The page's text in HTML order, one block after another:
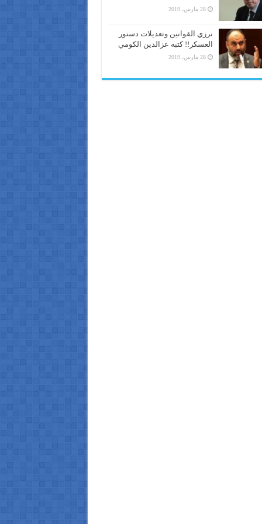
28 مارس، 2019
ترزي القوانين وتعديلات دستور
العسكر!! كتبه عزالدين الكومي
28 مارس، 2019